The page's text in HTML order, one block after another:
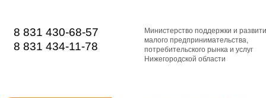
8 831 430-68-57
8 831 434-11-78
Министерство поддержки и
малого предпринимательства,
потребительского рынка и услуг
Нижегородской области